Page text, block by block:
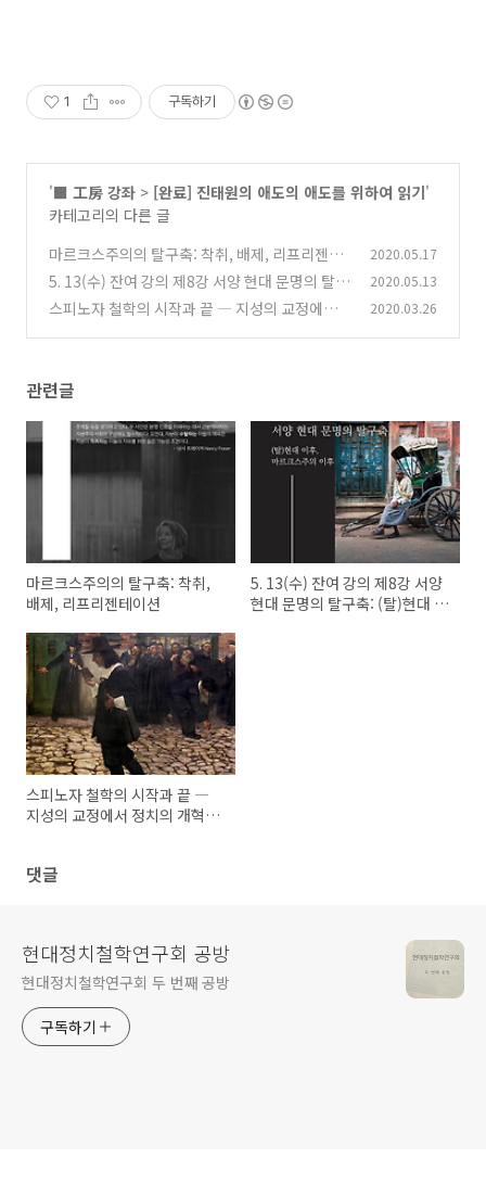
1 구독하기
'■ 工房 강좌 > [완료] 진태원의 애도의 애도를 위하여 읽기'
카테고리의 다른 글
마르크스주의의 탈구축: 착취, 배제, 리프리젠테
이션 (0)
2020.05.17
5. 13(수) 잔여 강의 제8강 서양 현대 문명의 탈구
축: (탈)현대 이후, 마르크스주의 이후
(0)
2020.05.13
스피노자 철학의 시작과 끝 ― 지성의 교정에서
2020.03.26
관련글
마르크스주의의 탈구축: 착취,
배제, 리프리젠테이션
5. 13(수) 잔여 강의 제8강 서양
현대 문명의 탈구축: (탈)현대 이
스피노자 철학의 시작과 끝 ―
지성의 교정에서 정치의 개혁으
댓글
현대정치철학연구회 공방
현대정치철학연구회 두 번째 공방
구독하기